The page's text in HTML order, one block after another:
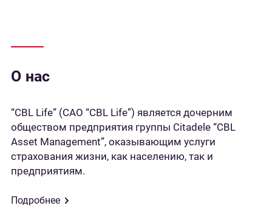
О нас
“CBL Life” (САО “CBL Life”) является дочерним
обществом предприятия группы Citadele “CBL
Asset Management”, оказывающим услуги
страхования жизни, как населению, так и
предприятиям.
Подробнее